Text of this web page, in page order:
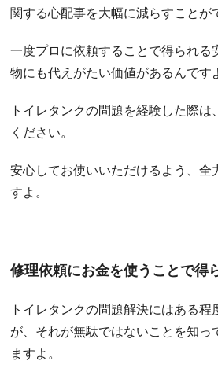
関する心配事を大幅に減らすことが
一度プロに依頼することで得られる
物にも代えがたい価値があるんです
トイレタンクの問題を経験した際は
ください。
安心してお使いいただけるよう、全
すよ。
修理依頼にお金を使うことで得
トイレタンクの問題解決にはある
が、それが無駄ではないことを知っ
ますよ。